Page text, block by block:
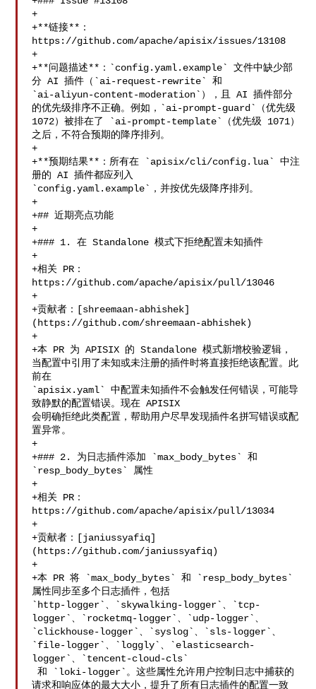
+
+**链接**：
https://github.com/apache/apisix/issues/13108
+
+**问题描述**：`config.yaml.example` 文件中缺少部
分 AI 插件（`ai-request-rewrite` 和
`ai-aliyun-content-moderation`），且 AI 插件部分
的优先级排序不正确。例如，`ai-prompt-guard`（优先级
1072）被排在了 `ai-prompt-template`（优先级 1071）
之后，不符合预期的降序排列。
+
+**预期结果**：所有在 `apisix/cli/config.lua` 中注
册的 AI 插件都应列入
`config.yaml.example`，并按优先级降序排列。
+
+## 近期亮点功能
+
+### 1. 在 Standalone 模式下拒绝配置未知插件
+
+相关 PR：
https://github.com/apache/apisix/pull/13046
+
+贡献者：[shreemaan-abhishek]
(https://github.com/shreemaan-abhishek)
+
+本 PR 为 APISIX 的 Standalone 模式新增校验逻辑，
当配置中引用了未知或未注册的插件时将直接拒绝该配置。此
前在
`apisix.yaml` 中配置未知插件不会触发任何错误，可能导
致静默的配置错误。现在 APISIX
会明确拒绝此类配置，帮助用户尽早发现插件名拼写错误或配
置异常。
+
+### 2. 为日志插件添加 `max_body_bytes` 和
`resp_body_bytes` 属性
+
+相关 PR：
https://github.com/apache/apisix/pull/13034
+
+贡献者：[janiussyafiq]
(https://github.com/janiussyafiq)
+
+本 PR 将 `max_body_bytes` 和 `resp_body_bytes`
属性同步至多个日志插件，包括
`http-logger`、`skywalking-logger`、`tcp-
logger`、`rocketmq-logger`、`udp-logger`、
`clickhouse-logger`、`syslog`、`sls-logger`、
`file-logger`、`loggly`、`elasticsearch-
logger`、`tencent-cloud-cls`
和 `loki-logger`。这些属性允许用户控制日志中捕获的
请求和响应体的最大大小，提升了所有日志插件的配置一致